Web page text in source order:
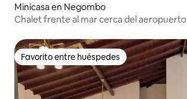
Minicasa en Negombo
Chalet frente al mar cerca del aeropuerto
Favorito entre huéspedes
Favorito entre huéspedes